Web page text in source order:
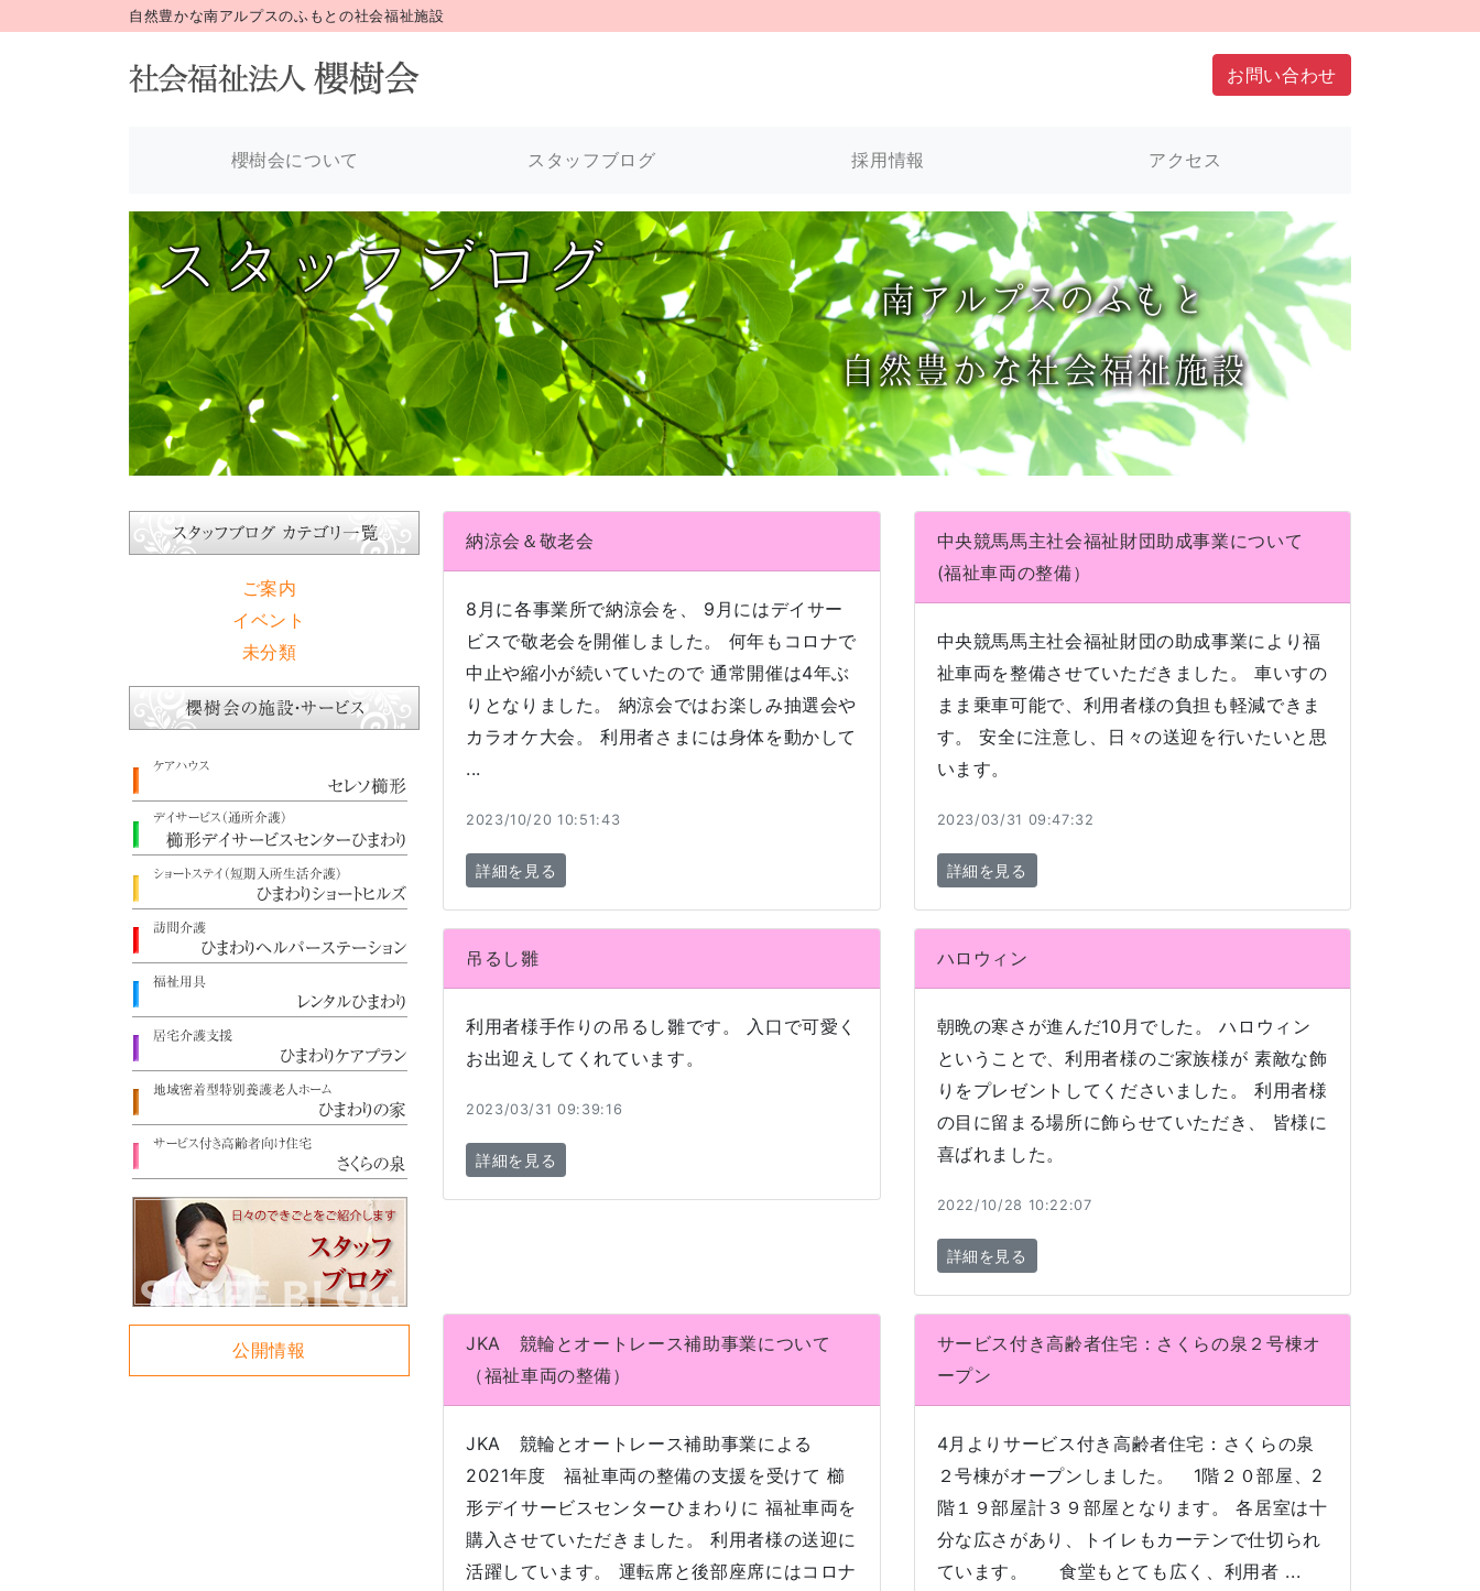
自然豊かな南アルプスのふもとの社会福祉施設
お問い合わせ
櫻樹会について スタッフブログ 採用情報 アクセス
スタッフブログ
南アルプスのふもと
自然豊かな社会福祉施設
納涼会＆敬老会
8月に各事業所で納涼会を、 9月にはデイサー
ビスで敬老会を開催しました。 何年もコロナで
中止や縮小が続いていたので 通常開催は4年ぶ
りとなりました。 納涼会ではお楽しみ抽選会や
カラオケ大会。 利用者さまには身体を動かして
...
2023/10/20 10:51:43
詳細を見る
中央競馬馬主社会福祉財団助成事業について
(福祉車両の整備）
中央競馬馬主社会福祉財団の助成事業により福
祉車両を整備させていただきました。 車いすの
まま乗車可能で、利用者様の負担も軽減できま
す。 安全に注意し、日々の送迎を行いたいと思
います。
2023/03/31 09:47:32
詳細を見る
吊るし雛
利用者様手作りの吊るし雛です。 入口で可愛く
お出迎えしてくれています。
2023/03/31 09:39:16
詳細を見る
ハロウィン
朝晩の寒さが進んだ10月でした。 ハロウィン
ということで、利用者様のご家族様が 素敵な飾
りをプレゼントしてくださいました。 利用者様
の目に留まる場所に飾らせていただき、 皆様に
喜ばれました。
2022/10/28 10:22:07
詳細を見る
JKA 競輪とオートレース補助事業について
（福祉車両の整備）
JKA 競輪とオートレース補助事業による
2021年度 福祉車両の整備の支援を受けて 櫛
形デイサービスセンターひまわりに 福祉車両を
購入させていただきました。 利用者様の送迎に
活躍しています。 運転席と後部座席にはコロナ
サービス付き高齢者住宅：さくらの泉２号棟オ
ープン
4月よりサービス付き高齢者住宅：さくらの泉
２号棟がオープンしました。 1階２０部屋、2
階１９部屋計３９部屋となります。 各居室は十
分な広さがあり、トイレもカーテンで仕切られ
ています。 食堂もとても広く、利用者 ...
ご案内
イベント
未分類
公開情報